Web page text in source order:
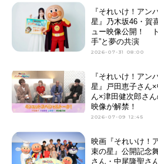
『それいけ！ア
星』乃木坂46・賀
ュー映像公開！
手”と夢の共演
2026-07-31 08:00
『それいけ！アン
星』戸田恵子さん
ん×津田健次郎さ
映像が解禁！
2026-07-09 12:45
映画『それいけ！
束の星』公開記念
さん・中尾隆聖さ